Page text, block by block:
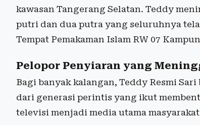
kawasan Tangerang Selatan. Teddy
putri dan dua putra yang seluruhnya
Tempat Pemakaman Islam RW 07
Pelopor Penyiaran yang
Bagi banyak kalangan, Teddy Resmi
dari generasi perintis yang ikut
televisi menjadi media utama